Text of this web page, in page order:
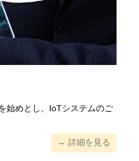
始めとし、IoTシステムのご
→ 詳細を見る